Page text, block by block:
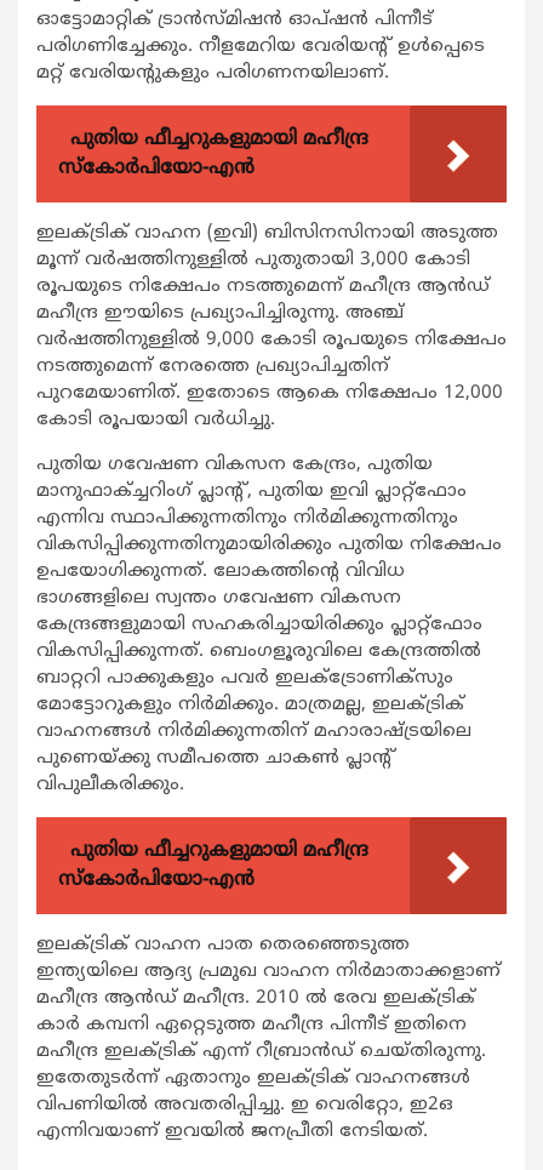
ഓട്ടോമാറ്റിക് ട്രാന്‍സ്മിഷന്‍ ഓപ്ഷന്‍ പിന്നീട്
പരിഗണിച്ചേക്കും. നീളമേറിയ വേരിയന്റ് ഉള്‍പ്പെടെ
മറ്റ് വേരിയന്റുകളും പരിഗണനയിലാണ്.
പുതിയ ഫീച്ചറുകളുമായി മഹീന്ദ്ര
സ്കോർപിയോ-എൻ
ഇലക്ട്രിക് വാഹന (ഇവി) ബിസിനസിനായി അടുത്ത
മൂന്ന് വര്‍ഷത്തിനുള്ളില്‍ പുതുതായി 3,000 കോടി
രൂപയുടെ നിക്ഷേപം നടത്തുമെന്ന് മഹീന്ദ്ര ആന്‍ഡ്
മഹീന്ദ്ര ഈയിടെ പ്രഖ്യാപിച്ചിരുന്നു. അഞ്ച്
വര്‍ഷത്തിനുള്ളില്‍ 9,000 കോടി രൂപയുടെ നിക്ഷേപം
നടത്തുമെന്ന് നേരത്തെ പ്രഖ്യാപിച്ചതിന്
പുറമേയാണിത്. ഇതോടെ ആകെ നിക്ഷേപം 12,000
കോടി രൂപയായി വര്‍ധിച്ചു.
പുതിയ ഗവേഷണ വികസന കേന്ദ്രം, പുതിയ
മാനുഫാക്ച്ചറിംഗ് പ്ലാന്റ്, പുതിയ ഇവി പ്ലാറ്റ്ഫോം
എന്നിവ സ്ഥാപിക്കുന്നതിനും നിര്‍മിക്കുന്നതിനും
വികസിപ്പിക്കുന്നതിനുമായിരിക്കും പുതിയ നിക്ഷേപം
ഉപയോഗിക്കുന്നത്. ലോകത്തിന്റെ വിവിധ
ഭാഗങ്ങളിലെ സ്വന്തം ഗവേഷണ വികസന
കേന്ദ്രങ്ങളുമായി സഹകരിച്ചായിരിക്കും പ്ലാറ്റ്ഫോം
വികസിപ്പിക്കുന്നത്. ബെംഗളൂരുവിലെ കേന്ദ്രത്തില്‍
ബാറ്ററി പാക്കുകളും പവര്‍ ഇലക്ട്രോണിക്സും
മോട്ടോറുകളും നിര്‍മിക്കും. മാത്രമല്ല, ഇലക്ട്രിക്
വാഹനങ്ങള്‍ നിര്‍മിക്കുന്നതിന് മഹാരാഷ്ട്രയിലെ
പുണെയ്ക്കു സമീപത്തെ ചാകണ്‍ പ്ലാന്റ്
വിപുലീകരിക്കും.
പുതിയ ഫീച്ചറുകളുമായി മഹീന്ദ്ര
സ്കോർപിയോ-എൻ
ഇലക്ട്രിക് വാഹന പാത തെരഞ്ഞെടുത്ത
ഇന്ത്യയിലെ ആദ്യ പ്രമുഖ വാഹന നിര്‍മാതാക്കളാണ്
മഹീന്ദ്ര ആന്‍ഡ് മഹീന്ദ്ര. 2010 ല്‍ രേവ ഇലക്ട്രിക്
കാര്‍ കമ്പനി ഏറ്റെടുത്ത മഹീന്ദ്ര പിന്നീട് ഇതിനെ
മഹീന്ദ്ര ഇലക്ട്രിക് എന്ന് റീബ്രാന്‍ഡ് ചെയ്തിരുന്നു.
ഇതേതുടര്‍ന്ന് ഏതാനും ഇലക്ട്രിക് വാഹനങ്ങള്‍
വിപണിയില്‍ അവതരിപ്പിച്ചു. ഇ വെരിറ്റോ, ഇ2ഒ
എന്നിവയാണ് ഇവയില്‍ ജനപ്രീതി നേടിയത്.